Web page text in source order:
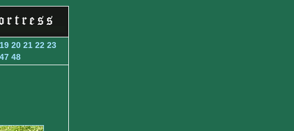
19 20 21 22 23
47 48